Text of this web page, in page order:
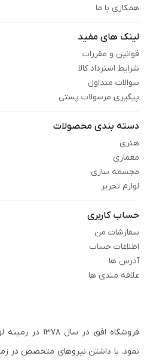
همکاری با ما
لینک های مفید
قوانین و مقررات
شرایط استرداد کالا
سوالات متداول
پیگیری مرسولات پستی
دسته بندی محصولات
هنری
معماری
مجسمه سازی
لوازم تحریر
حساب کاربری
سفارشات من
اطلاعات حساب
آدرس ها
علاقه مندی ها
فروشگاه افق در
نمود. با داشتن نیروهای متخصص در